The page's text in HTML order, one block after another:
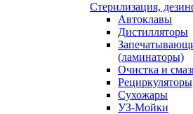
Стерилизация,
Автоклавы
Дистилляторы
(ламинаторы)
Очистка и
Сухожары
УЗ-Мойки